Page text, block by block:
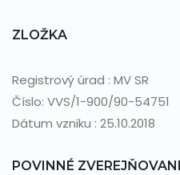
ZLOŽKA
Registrový úrad : MV SR
Číslo: VVS/1-900/90-54751
Dátum vzniku : 25.10.2018
POVINNÉ